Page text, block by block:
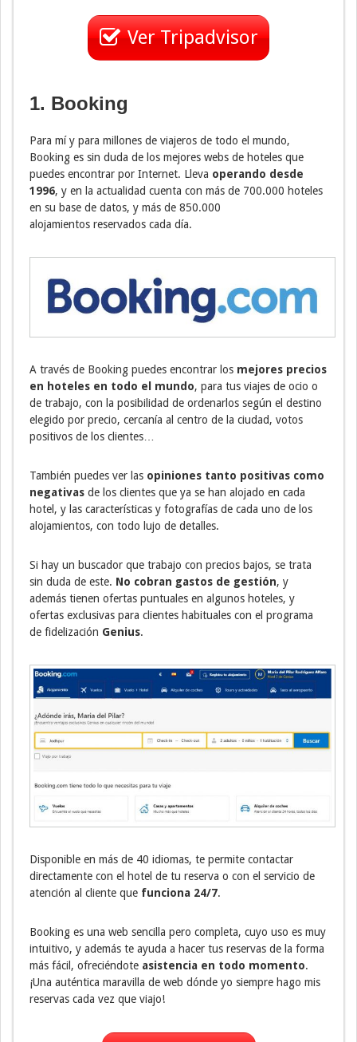
Ver Tripadvisor
1. Booking
Para mí y para millones de viajeros de todo el mundo,
Booking es sin duda de los mejores webs de hoteles que
puedes encontrar por Internet. Lleva operando desde
1996, y en la actualidad cuenta con más de 700.000 hoteles
en su base de datos, y más de 850.000
alojamientos reservados cada día.
A través de Booking puedes encontrar los mejores precios
en hoteles en todo el mundo, para tus viajes de ocio o
de trabajo, con la posibilidad de ordenarlos según el destino
elegido por precio, cercanía al centro de la ciudad, votos
positivos de los clientes…
También puedes ver las opiniones tanto positivas como
negativas de los clientes que ya se han alojado en cada
hotel, y las características y fotografías de cada uno de los
alojamientos, con todo lujo de detalles.
Si hay un buscador que trabajo con precios bajos, se trata
sin duda de este. No cobran gastos de gestión, y
además tienen ofertas puntuales en algunos hoteles, y
ofertas exclusivas para clientes habituales con el programa
de fidelización Genius.
Disponible en más de 40 idiomas, te permite contactar
directamente con el hotel de tu reserva o con el servicio de
atención al cliente que funciona 24/7.
Booking es una web sencilla pero completa, cuyo uso es muy
intuitivo, y además te ayuda a hacer tus reservas de la forma
más fácil, ofreciéndote asistencia en todo momento.
¡Una auténtica maravilla de web dónde yo siempre hago mis
reservas cada vez que viajo!